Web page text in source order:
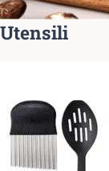
Utensili